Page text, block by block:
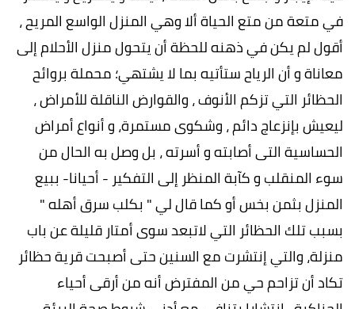
في متعة من متع الحياة ألا وهي المنزل الواسع المريح ،
أقول لم يكن في ذهنه للحظة أن يتحول منزل الأحلام إلى
معاناة و أن الرياح ستأتيه بما لا يشتهي؛ محملة بروائح
الحظائر التي تزكم الأنوف ، والقوارض الناقلة للأمراض ،
ليعيش بإنزعاج دائم ، وشكوى مستمرة، و أنواع أمراض
الحساسية التى أصابته و أسرته ، بل وصل به الحال من
سوء المنقلب و كآبة المنظر إلى التفكير - أحيانا- ببيع
المنزل بثمن بخس أو كما قال لي " بكلب سرق أهله "
بسبب تلك الحظائر التي لاتبعد سوى أمتار قليلة عن باب
منزلة، والتي إنتشرت مع السنين حتى أصبحت قرية حظائر
تكاد أن تزاحم حي من المفترض أنه من أرقى أحياء